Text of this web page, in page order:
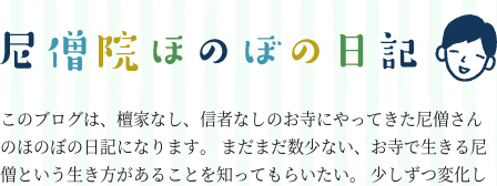
このブログは、檀家なし、信者なしのお寺にやってきた尼僧さん
のほのぼの日記になります。 まだまだ数少ない、お寺で生きる尼
僧という生き方があることを知ってもらいたい。
少しずつ変化し